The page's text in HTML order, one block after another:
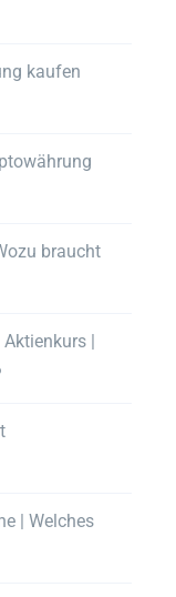
kaufen
braucht
|
| Welches